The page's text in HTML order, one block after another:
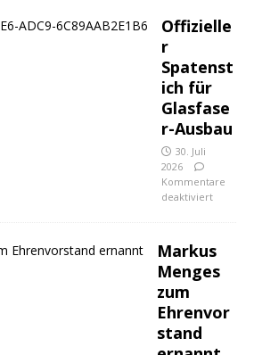
Offizielle
r
Spatenst
ich für
Glasfase
r-Ausbau
30. Juli
2026
Kommentare
deaktiviert
Markus
Menges
zum
Ehrenvor
stand